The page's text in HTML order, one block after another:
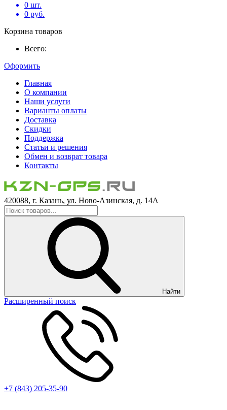
0 шт.
0 руб.
Корзина товаров
Всего:
Оформить
Главная
О компании
Наши услуги
Варианты оплаты
Доставка
Скидки
Поддержка
Статьи и решения
Обмен и возврат товара
Контакты
420088, г. Казань, ул. Ново-Азинская, д. 14А
Найти
Расширенный поиск
+7 (843) 205-35-90